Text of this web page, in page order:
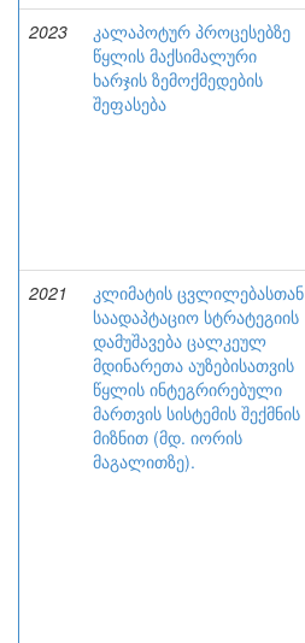
2023
კალაპოტურ პროცესებზე
წყლის მაქსიმალური
ხარჯის ზემოქმედების
შეფასება
2021
კლიმატის ცვლილებასთან
საადაპტაციო სტრატეგიის
დამუშავება ცალკეულ
მდინარეთა აუზებისათვის
წყლის ინტეგრირებული
მართვის სისტემის შექმნის
მიზნით (მდ. იორის
მაგალითზე).